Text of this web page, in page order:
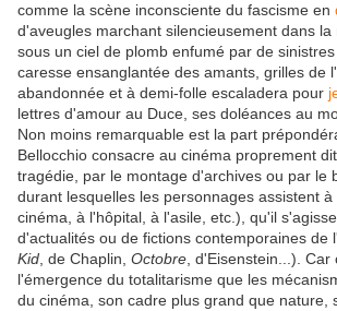
comme la scène inconsciente du fascisme en
d'aveugles marchant silencieusement dans
sous un ciel de plomb enfumé par de
caresse ensanglantée des amants, grilles de
abandonnée et à demi-folle escaladera pour
lettres d'amour au Duce, ses doléances au
Non moins remarquable est la part
Bellocchio consacre au cinéma proprement
tragédie, par le montage d'archives ou par le
durant lesquelles les personnages assistent
cinéma, à l'hôpital, à l'asile, etc.), qu'il
d'actualités ou de fictions contemporaines de
Kid, de Chaplin, Octobre, d'Eisenstein...). Car
l'émergence du totalitarisme que les
du cinéma, son cadre plus grand que nature,